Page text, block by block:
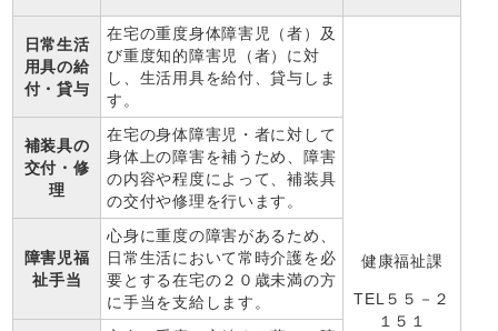
日常生活
用具の給
付・貸与
在宅の重度身体障害児（者）及
び重度知的障害児（者）に対
し、生活用具を給付、貸与しま
す。
健康福祉課
TEL５５－２
１５１
補装具の
交付・修
理
在宅の身体障害児・者に対して
身体上の障害を補うため、障害
の内容や程度によって、補装具
の交付や修理を行います。
障害児福
祉手当
心身に重度の障害があるため、
日常生活において常時介護を必
要とする在宅の２０歳未満の方
に手当を支給します。